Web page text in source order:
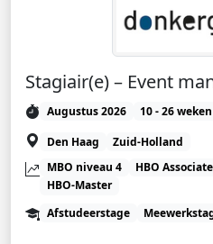
Stagiair(e) – Event
Augustus 2026 10 - 26 weken
Den Haag
Zuid-Holland
MBO niveau 4
HBO
HBO-Master
Afstudeerstage